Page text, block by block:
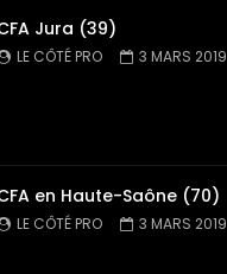
Jura (39)
LE CÔTÉ PRO 3 MARS 2019
en Haute-Saône (70)
LE CÔTÉ PRO 3 MARS 2019